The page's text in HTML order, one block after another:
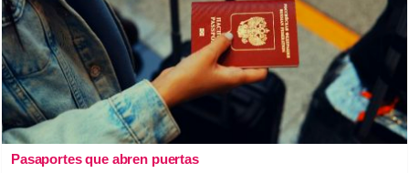
Pasaportes que abren puertas